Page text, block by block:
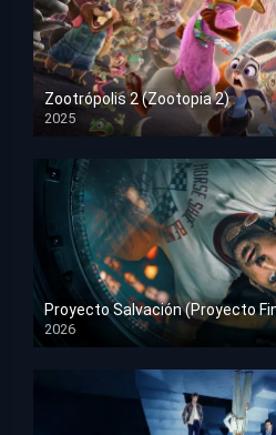
Zootrópolis 2 (Zootopia 2)
2025
HD 1080p
Proyecto Salvación (Proyecto
2026
HD 1080p